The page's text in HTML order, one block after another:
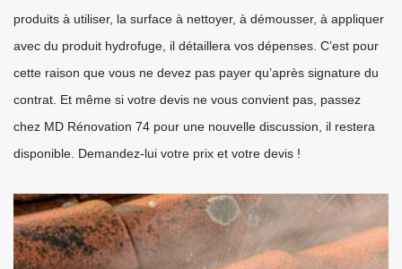
produits à utiliser, la surface à nettoyer, à démousser, à appliquer
avec du produit hydrofuge, il détaillera vos dépenses. C’est pour
cette raison que vous ne devez pas payer qu’après signature du
contrat. Et même si votre devis ne vous convient pas, passez
chez MD Rénovation 74 pour une nouvelle discussion, il restera
disponible. Demandez-lui votre prix et votre devis !